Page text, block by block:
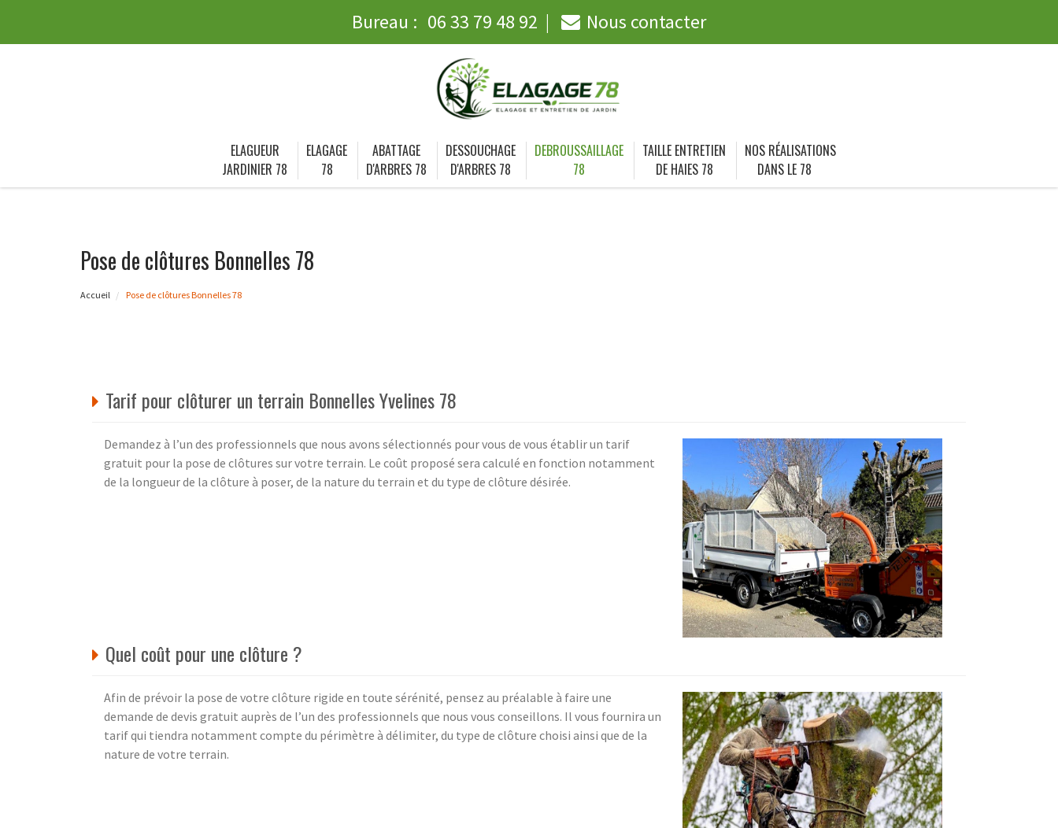
Bureau : 06 33 79 48 92 Nous contacter
ELAGUEUR
JARDINIER 78
ELAGAGE
78
ABATTAGE
D'ARBRES 78
DESSOUCHAGE
D'ARBRES 78
DEBROUSSAILLAGE
78
TAILLE ENTRETIEN
DE HAIES 78
NOS RÉALISATIONS
DANS LE 78
Pose de clôtures Bonnelles 78
Accueil Pose de clôtures Bonnelles 78
Tarif pour clôturer un terrain Bonnelles Yvelines 78
Demandez à l’un des professionnels que nous avons sélectionnés pour vous de vous établir un tarif
gratuit pour la pose de clôtures sur votre terrain. Le coût proposé sera calculé en fonction notamment
de la longueur de la clôture à poser, de la nature du terrain et du type de clôture désirée.
Quel coût pour une clôture ?
Afin de prévoir la pose de votre clôture rigide en toute sérénité, pensez au préalable à faire une
demande de devis gratuit auprès de l’un des professionnels que nous vous conseillons. Il vous fournira un
tarif qui tiendra notamment compte du périmètre à délimiter, du type de clôture choisi ainsi que de la
nature de votre terrain.